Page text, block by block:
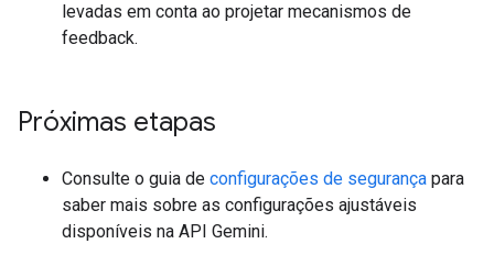
levadas em conta ao projetar mecanismos de
feedback.
Próximas etapas
Consulte o guia de configurações de segurança para
saber mais sobre as configurações ajustáveis
disponíveis na API Gemini.